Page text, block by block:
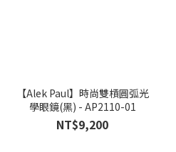
【Alek Paul】時尚雙槓圓弧光
學眼鏡(黑) - AP2110-01
NT$9,200